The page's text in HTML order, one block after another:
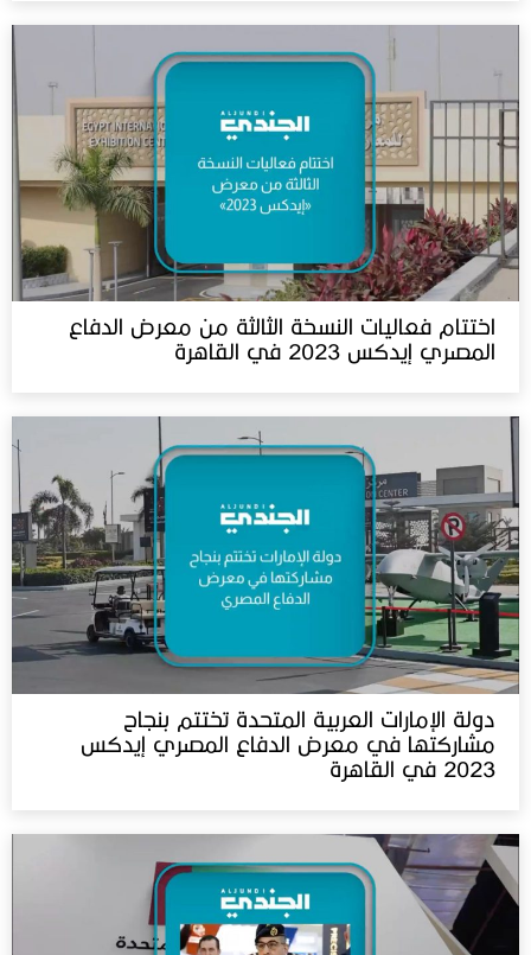
اختتام فعاليات النسخة الثالثة من معرض الدفاع
المصري إيدكس 2023 في القاهرة
دولة الإمارات العربية المتحدة تختتم بنجاح
مشاركتها في معرض الدفاع المصري إيدكس
2023 في القاهرة